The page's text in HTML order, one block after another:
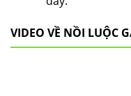
VIDEO VỀ NỒI LUỘC